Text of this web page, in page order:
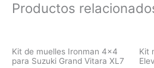
Productos
Kit de muelles Ironman 4×4
para Suzuki Grand Vitara XL7
Kit